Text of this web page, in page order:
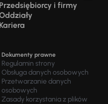
Przedsiębiorcy i firmy
Kariera
Dokumenty prawne
Regulamin strony
Obsługa danych osobowych
Przetwarzanie danych
osobowych
Zasady korzystania z plików